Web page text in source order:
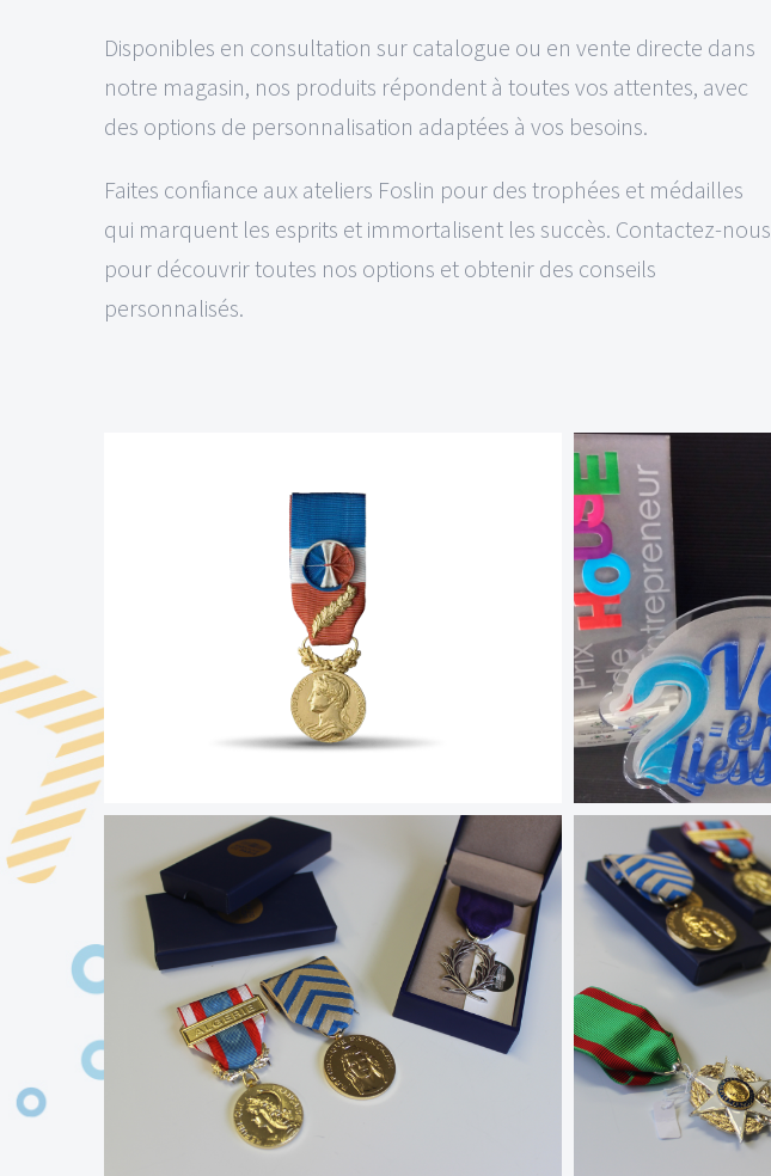
Disponibles en consultation sur catalogue ou en vente directe dans
notre magasin, nos produits répondent à toutes vos attentes, avec
des options de personnalisation adaptées à vos besoins.
Faites confiance aux ateliers Foslin pour des trophées et médailles
qui marquent les esprits et immortalisent les succès. Contactez-nous
pour découvrir toutes nos options et obtenir des conseils
personnalisés.